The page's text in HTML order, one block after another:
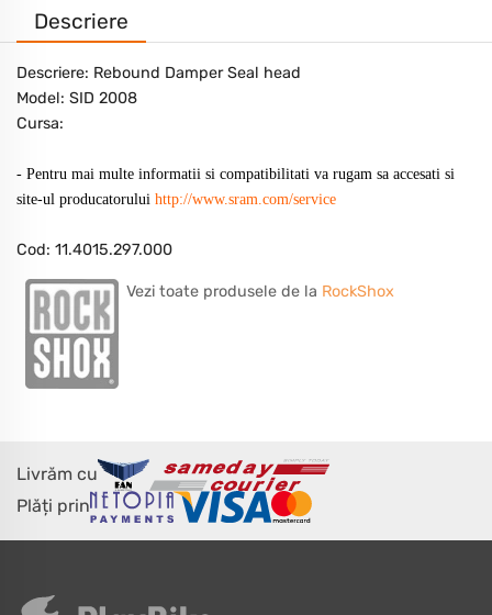
Descriere
Descriere: Rebound Damper Seal head
Model: SID 2008
Cursa:
- Pentru mai multe informatii si compatibilitati va rugam sa accesati si
site-ul producatorului http://www.sram.com/service
Cod: 11.4015.297.000
Vezi toate produsele de la RockShox
Livrăm cu
Plăți prin